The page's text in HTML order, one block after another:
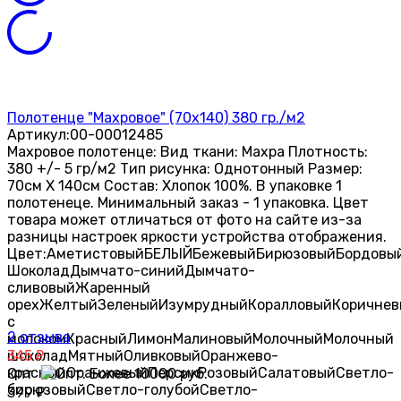
Полотенце "Махровое" (70х140) 380 гр./м2
Артикул:00-00012485
Махровое полотенце: Вид ткани: Махра Плотность:
380 +/- 5 гр/м2 Тип рисунка: Однотонный Размер:
70см X 140см Состав: Хлопок 100%. В упаковке 1
полотенеце. Минимальный заказ - 1 упаковка. Цвет
товара может отличаться от фото на сайте из-за
разницы настроек яркости устройства отображения.
Цвет:АметистовыйБЕЛЫЙБежевыйБирюзовый
ШоколадДымчато-синийДымчато-
сливовыйЖаренный
орехЖелтыйЗеленыйИзумрудныйКоралловый
с
молокомКрасныйЛимонМалиновыйМолочныйМолочный
шоколадМятныйОливковыйОранжево-
красныйОранжевыйПерсикРозовыйСалатовыйСветло-
бирюзовыйСветло-голубойСветло-
2 отзыва
345₽
Опт
399₽